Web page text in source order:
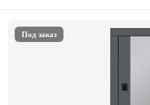
Под заказ